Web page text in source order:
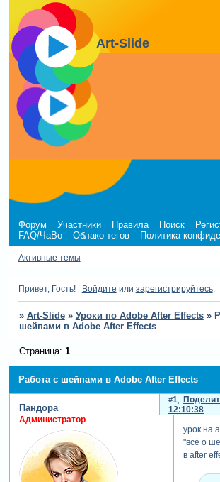
Art-Slide
Форум Участники Правила Поиск
FAQ/ЧаВо
Облако тегов Политика
Активные темы
Привет, Гость! Войдите или зарегистрируйтесь.
» Art-Slide » Уроки по Adobe After Effects »
шейпами в Adobe After Effects
Работа с шейпами в Adobe After Effects
Страница: 1
1
12:10:38
Пандора
Администратор
урок на
"всё о
в after